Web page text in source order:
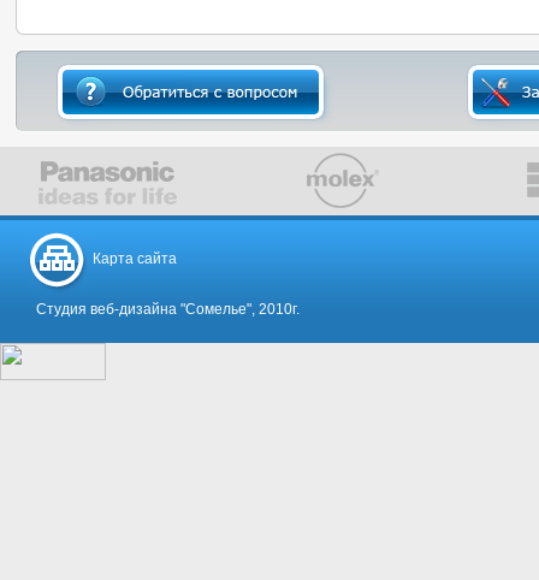
Карта сайта
Студия веб-дизайна "Сомелье", 2010г.